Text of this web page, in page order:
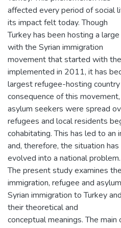
affected every period of social
its impact felt today. Though
Turkey has been hosting a
with the Syrian immigration
movement that started with
implemented in 2011, it has
largest refugee-hosting
consequence of this movement,
asylum seekers were spread
refugees and local residents
cohabitating. This has led to an
and, therefore, the situation has
evolved into a national problem.
The present study examines
immigration, refugee and
Syrian immigration to Turkey
their theoretical and
conceptual meanings. The